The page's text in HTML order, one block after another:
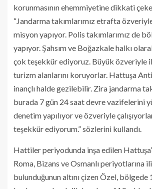
korunmasının ehemmiyetine dikkati
“Jandarma takımlarımız etrafta
misyon yapıyor. Polis takımlarımız de
yapıyor. Şahsım ve Boğazkale halkı
çok teşekkür ediyoruz. Büyük özveriyle
turizm alanlarını koruyorlar. Hattuşa
inançlı halde gezilebilir. Zira jandarma
burada 7 gün 24 saat devre vazifelerini
denetim yapılıyor ve özveriyle
teşekkür ediyorum.” sözlerini kullandı.
Hattiler periyodunda inşa edilen
Roma, Bizans ve Osmanlı periyotlarına
bulunduğunun altını çizen Özel, bölgede